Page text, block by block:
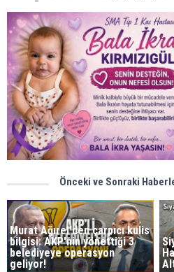
Önceki ve Sonraki
Murat Ağırel'den çarpıcı kulis
bilgisi: AKP'nin yönettiği 3
belediyeye operasyon
geliyor!